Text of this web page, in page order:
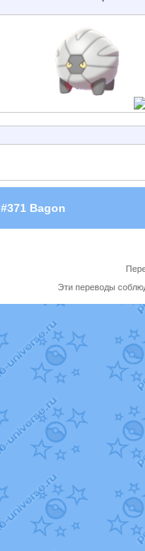
#371 Bagon
Эти переводы